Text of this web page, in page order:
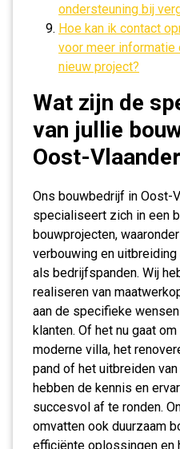
ondersteuning bij
Hoe kan ik contact
voor meer informatie
nieuw project?
Wat zijn de
van jullie
Oost-
Ons bouwbedrijf in Oost-
specialiseert zich in een
bouwprojecten,
verbouwing en
als bedrijfspanden. Wij
realiseren van
aan de specifieke
klanten. Of het nu gaat
moderne villa, het
pand of het uitbreiden
hebben de kennis en
succesvol af te ronden.
omvatten ook duurzaam
efficiënte oplossingen en